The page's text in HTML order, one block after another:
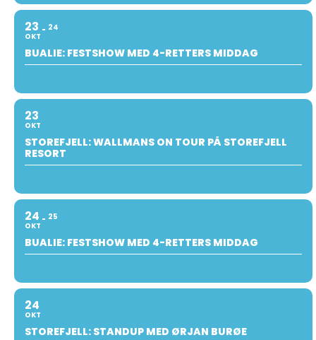
23
OKT
24
BUALIE: FESTSHOW MED 4-RETTERS MIDDAG
23
OKT
STOREFJELL: WALLMANS ON TOUR PÅ STOREFJELL
RESORT
24
OKT
25
BUALIE: FESTSHOW MED 4-RETTERS MIDDAG
24
OKT
STOREFJELL: STANDUP MED ØRJAN BURØE